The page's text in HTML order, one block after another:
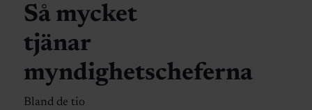
Så mycket
tjänar
myndighetscheferna
Bland de tio